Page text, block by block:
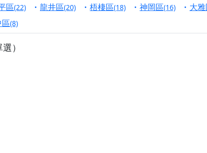
廟)】中元普渡交給專業的來，省時省力又積福！「玉皇
】慶讚中元普渡法會，誠摯邀請十方善信大德，一同回
】瑤池金母聖誕祝壽盛典，邀請十方善信大德蒞臨參香祝
】丙午年慶讚中元普渡法會，正是讓我們用善念與功德
】丙午年中元普渡讚普超薦法會，普施眾生・慎終追遠・
會】父親節陪爸爸一起闖關趣，邀請大小朋友一起留下珍
】父親節奉茶感恩活動，一杯茶，一份心意；一句感謝，
天宮】農曆七月擴大犒軍科儀，吉祥月不只有普渡祈福，
天宮】七娘媽聖誕祝壽慶典，誠摯邀請十方善信大德攜
區(22) 龍井區(20) 梧棲區(18) 神岡區(16) 大
(8)
選）